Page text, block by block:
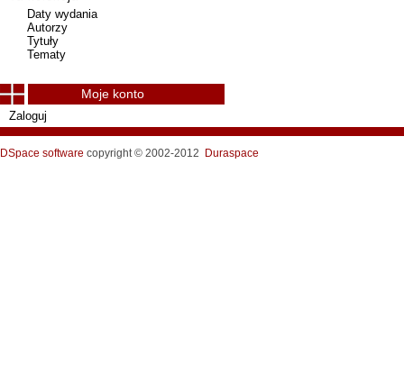
Daty wydania
Autorzy
Tytuły
Tematy
Moje konto
Zaloguj
DSpace software copyright © 2002-2012 Duraspace